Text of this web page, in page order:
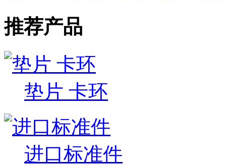
推荐产品
垫片 卡环
进口标准件